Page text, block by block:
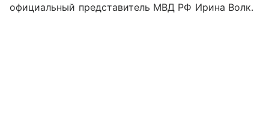
официальный представитель МВД РФ Ирина Волк.